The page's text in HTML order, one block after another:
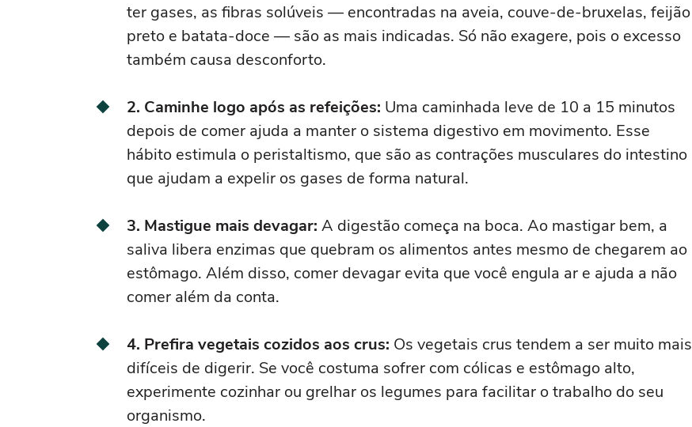
ter gases, as fibras solúveis — encontradas na aveia, couve-de-bruxelas, feijão
preto e batata-doce — são as mais indicadas. Só não exagere, pois o excesso
também causa desconforto.
2. Caminhe logo após as refeições: Uma caminhada leve de 10 a 15 minutos
depois de comer ajuda a manter o sistema digestivo em movimento. Esse
hábito estimula o peristaltismo, que são as contrações musculares do intestino
que ajudam a expelir os gases de forma natural.
3. Mastigue mais devagar: A digestão começa na boca. Ao mastigar bem, a
saliva libera enzimas que quebram os alimentos antes mesmo de chegarem ao
estômago. Além disso, comer devagar evita que você engula ar e ajuda a não
comer além da conta.
4. Prefira vegetais cozidos aos crus: Os vegetais crus tendem a ser muito mais
difíceis de digerir. Se você costuma sofrer com cólicas e estômago alto,
experimente cozinhar ou grelhar os legumes para facilitar o trabalho do seu
organismo.